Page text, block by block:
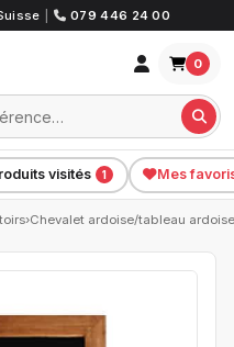
079 446 24 00
0
visités 1 Mes
›Chevalet ardoise/tableau ardoise